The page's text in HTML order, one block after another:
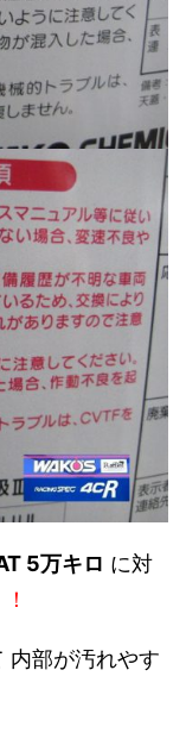
5万キロ に対
内部が汚れやす